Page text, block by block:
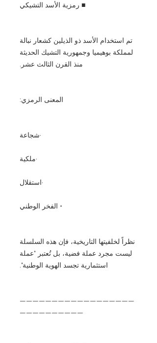
■ رمزية الأسد التشيكي
تم استخدام الأسد ذو الذيلين كشعار نبالة
لمملكة بوهيميا وجمهورية التشيك الحديثة
منذ القرن الثالث عشر.
المعنى الرمزي:
·شجاعة
·ملكية
·استقلال
• الفخر الوطني
نظراً لخلفيتها التاريخية، فإن هذه السلسلة
ليست مجرد عملة فضية، بل تُعتبر "عملة
استثمارية تجسد الهوية الوطنية".
——————————————————
——————————